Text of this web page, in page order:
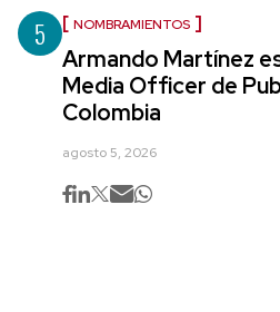
5 NOMBRAMIENTOS
Armando Martínez
Media Officer de
Colombia
agosto 5, 2026